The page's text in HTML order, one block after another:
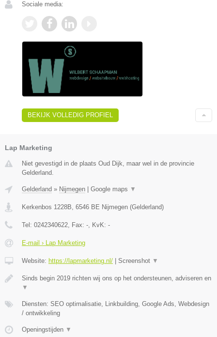
Sociale media:
BEKIJK VOLLEDIG PROFIEL
Lap Marketing
Niet gevestigd in de plaats Oud Dijk, maar wel in de provincie
Gelderland.
Gelderland » Nijmegen Google maps ▼
Kerkenbos 1228B, 6546 BE Nijmegen (Gelderland)
Tel: 0242340622, Fax: -, KvK: -
E-mail › Lap Marketing
Website: https://lapmarketing.nl/ Screenshot ▼
Sinds begin 2019 richten wij ons op het ondersteunen, adviseren en
▼
Diensten: SEO optimalisatie, Linkbuilding, Google Ads, Webdesign
/ ontwikkeling
Openingstijden ▼